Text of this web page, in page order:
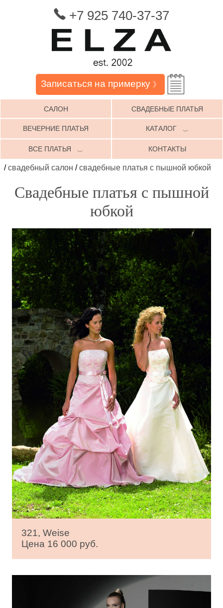
+7 925 740-37-37
Записаться на примерку 》
САЛОН СВАДЕБНЫЕ ПЛАТЬЯ
ВЕЧЕРНИЕ ПЛАТЬЯ КАТАЛОГ ﹀
ВСЕ ПЛАТЬЯ ﹀ КОНТАКТЫ
/свадебный салон /свадебные платья с пышной юбкой
Свадебные платья с пышной
юбкой
321, Weise
Цена 16 000 руб.